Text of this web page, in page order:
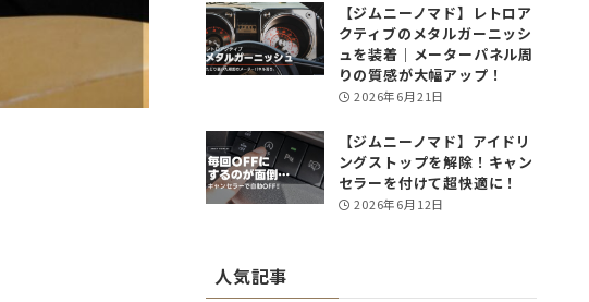
【ジムニーノマド】レトロア
クティブのメタルガーニッシ
ュを装着｜メーターパネル周
りの質感が大幅アップ！
2026年6月21日
【ジムニーノマド】アイドリ
ングストップを解除！キャン
セラーを付けて超快適に！
2026年6月12日
人気記事